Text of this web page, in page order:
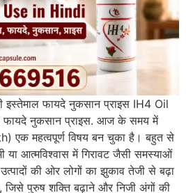
फायदे नुकसान प्राइस IH4 Oil
फायदे नुकसान प्राइस. आज के समय में
एक महत्वपूर्ण विषय बन चुका है। बहुत से
या आत्मविश्वास में गिरावट जैसी समस्याओं
की ओर लोगों का झुकाव तेजी से बढ़ा
पुरुष शक्ति बढ़ाने और निजी अंगों की